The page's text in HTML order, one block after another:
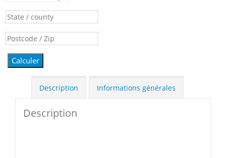
Calculer
Description Informations générales
Description